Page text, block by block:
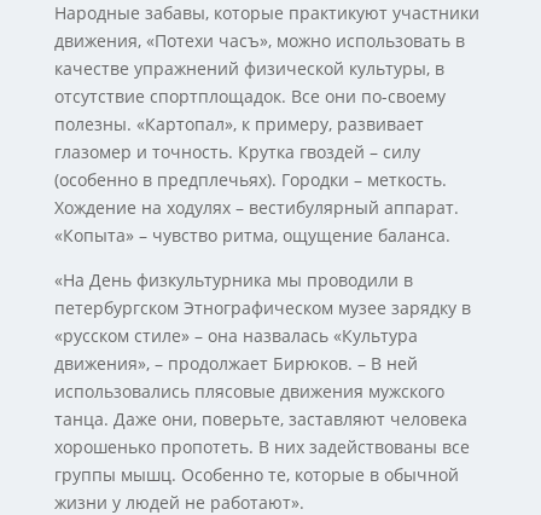
Народные забавы, которые практикуют участники
движения, «Потехи часъ», можно использовать в
качестве упражнений физической культуры, в
отсутствие спортплощадок. Все они по-своему
полезны. «Картопал», к примеру, развивает
глазомер и точность. Крутка гвоздей – силу
(особенно в предплечьях). Городки – меткость.
Хождение на ходулях – вестибулярный аппарат.
«Копыта» – чувство ритма, ощущение баланса.
«На День физкультурника мы проводили в
петербургском Этнографическом музее зарядку в
«русском стиле» – она назвалась «Культура
движения», – продолжает Бирюков. – В ней
использовались плясовые движения мужского
танца. Даже они, поверьте, заставляют человека
хорошенько пропотеть. В них задействованы все
группы мышц. Особенно те, которые в обычной
жизни у людей не работают».